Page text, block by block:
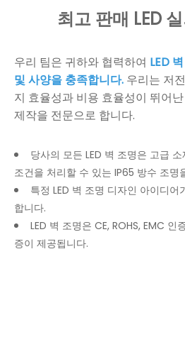
최고 판매 LED
우리 팀은 귀하와 협력하여 LED
및 사양을 충족합니다. 우리는 저
지 효율성과 비용 효율성이 뛰어
제작을 전문으로 합니다.
당사의 모든 LED 벽 조명은 고급
조건을 처리할 수 있는 IP65 방수 조명
특정 LED 벽 조명 디자인 아이디
합니다.
LED 벽 조명은 CE, ROHS, EMC
증이 제공됩니다.